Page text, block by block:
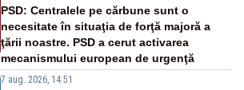
PSD: Centralele pe cărbune sunt o
necesitate în situaţia de forţă majoră a
ţării noastre. PSD a cerut activarea
mecanismului european de urgenţă
7 aug. 2026, 14:51